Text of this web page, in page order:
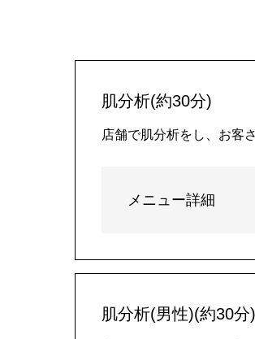
肌分析(約30分)
店舗で肌分析をし、お客
メニュー詳細
肌分析(男性)(約30分)